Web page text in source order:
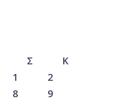
Σ
Κ
1
2
8
9